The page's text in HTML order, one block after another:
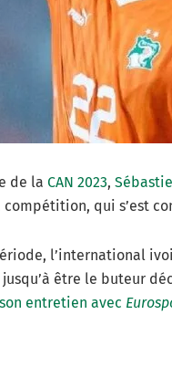
de la CAN 2023,
qui s’est
l’international
être le buteur
entretien avec